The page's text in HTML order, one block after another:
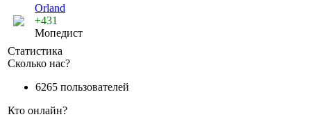
Orland
+431
Мопедист
Статистика
Сколько нас?
6265 пользователей
Кто онлайн?